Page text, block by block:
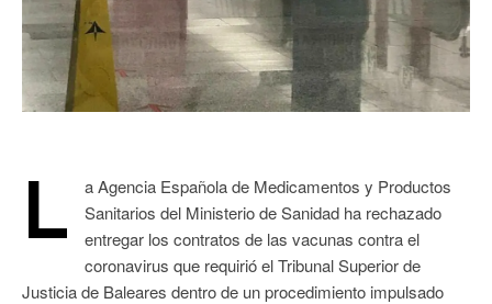
L
a Agencia Española de Medicamentos y Productos
Sanitarios del Ministerio de Sanidad ha rechazado
entregar los contratos de las vacunas contra el
coronavirus que requirió el Tribunal Superior de
Justicia de Baleares dentro de un procedimiento impulsado